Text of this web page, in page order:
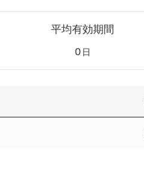
平均有効期間
0 日